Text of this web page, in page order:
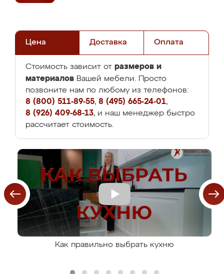
Цена Доставка Оплата
Стоимость зависит от размеров и
материалов Вашей мебели. Просто
позвоните нам по любому из телефонов:
8 (800) 511-89-55, 8 (495) 665-24-01,
8 (926) 409-68-13, и наш менеджер быстро
рассчитает стоимость.
Как правильно выбрать кухню